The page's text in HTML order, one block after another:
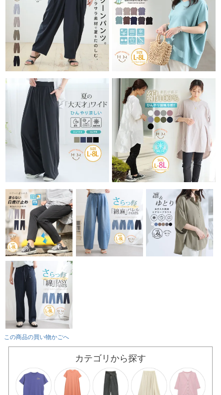
この商品の買い物かごへ
カテゴリから探す